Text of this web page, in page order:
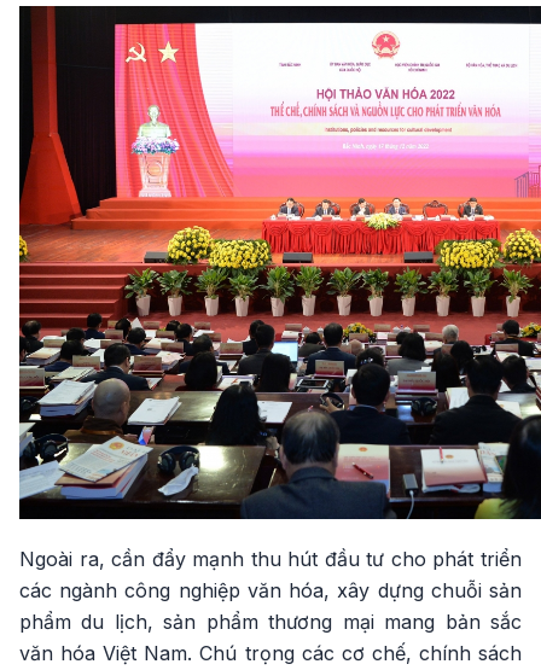
Ngoài ra, cần đẩy mạnh thu hút đầu tư cho phát triển
các ngành công nghiệp văn hóa, xây dựng chuỗi sản
phẩm du lịch, sản phẩm thương mại mang bản sắc
văn hóa Việt Nam. Chú trọng các cơ chế, chính sách